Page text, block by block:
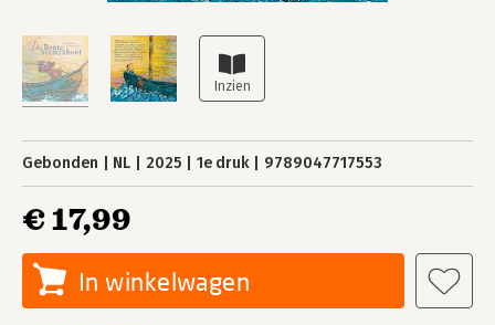
Gebonden NL 2025 1e druk 9789047717553
€ 17,99
In winkelwagen